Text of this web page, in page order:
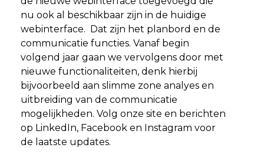
nu ook al beschikbaar zijn in de huidige
webinterface. Dat zijn het planbord en de
communicatie functies. Vanaf begin
volgend jaar gaan we vervolgens door met
nieuwe functionaliteiten, denk hierbij
bijvoorbeeld aan slimme zone analyes en
uitbreiding van de communicatie
mogelijkheden. Volg onze site en berichten
op LinkedIn, Facebook en Instagram voor
de laatste updates.